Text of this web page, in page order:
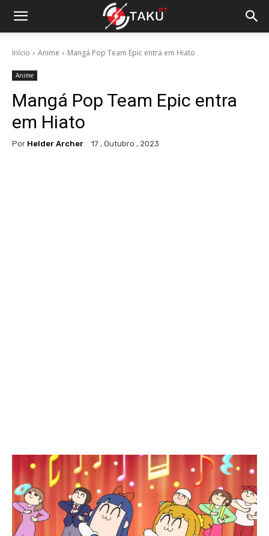
Início Anime Mangá Pop Team Epic entra em Hiato
Anime
Mangá Pop Team Epic entra
em Hiato
Por Helder Archer 17 , Outubro , 2023